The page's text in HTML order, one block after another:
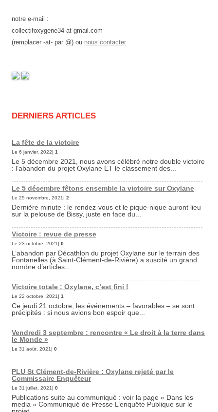
notre e-mail :
collectifoxygene34-at-gmail.com
(remplacer -at- par @) ou nous contacter
DERNIERS ARTICLES
La fête de la victoire
Le 6 janvier, 2022| 1
Le 5 décembre 2021, nous avons célébré notre double victoire
: l’abandon du projet Oxylane ET le classement des...
Le 5 décembre fêtons ensemble la victoire sur Oxylane
Le 25 novembre, 2021| 2
Dernière minute : le rendez-vous et le pique-nique auront lieu
sur la pelouse de Bissy, juste en face du...
Victoire : revue de presse
Le 23 octobre, 2021| 0
L’abandon par Décathlon du projet Oxylane sur le terrain des
Fontanelles (à Saint-Clément-de-Rivière) a suscité un grand
nombre d’articles...
Victoire totale : Oxylane, c’est fini !
Le 22 octobre, 2021| 1
Ce jeudi 21 octobre, les événements – favorables – se sont
précipités : si nous avions bon espoir que...
Vendredi 3 septembre : rencontre « Le droit à la terre dans
le Monde »
Le 31 août, 2021| 0
PLU St Clément-de-Rivière : Oxylane rejeté par le
Commissaire Enquêteur
Le 31 juillet, 2021| 0
Publications suite au communiqué : voir la page « Dans les
media » Communiqué de Presse L’enquête Publique sur le